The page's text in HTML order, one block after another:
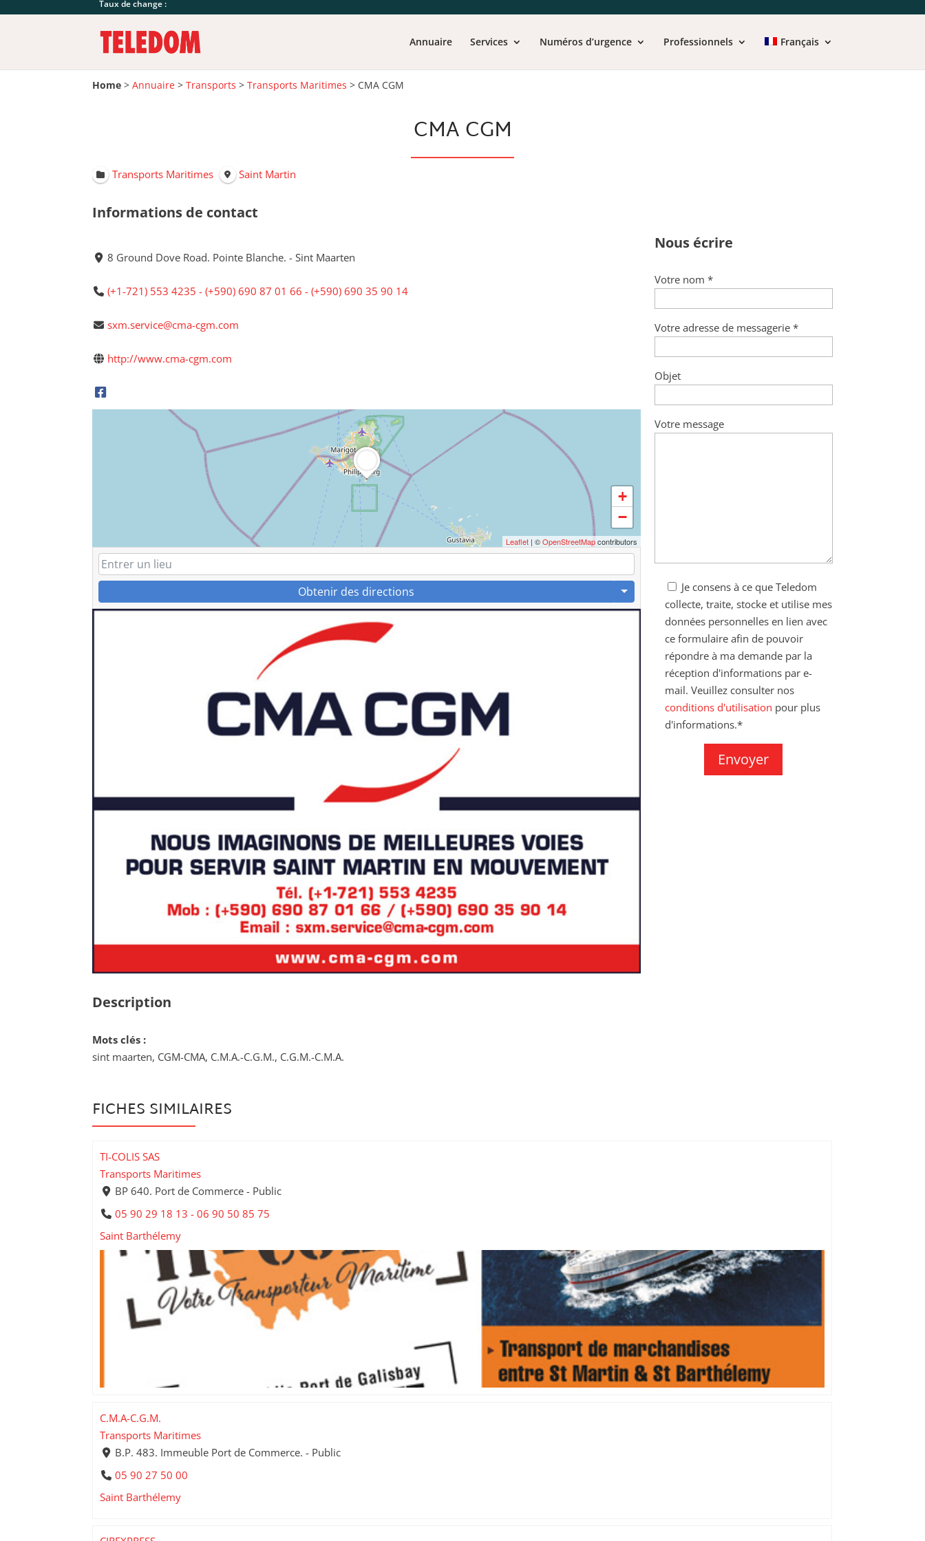
Taux de change :
Annuaire Services Numéros d’urgence Professionnels Français
Home >Annuaire >Transports >Transports Maritimes > CMA CGM
CMA CGM
Transports Maritimes Saint Martin
Informations de contact
8 Ground Dove Road. Pointe Blanche. - Sint Maarten
(+1-721) 553 4235 - (+590) 690 87 01 66 - (+590) 690 35 90 14
sxm.service@cma-cgm.com
http://www.cma-cgm.com
+
−
Leaflet| ©OpenStreetMapcontributors
Obtenir des directions
Description
Mots clés :
sint maarten, CGM-CMA, C.M.A.-C.G.M., C.G.M.-C.M.A.
Nous écrire
Votre nom *
Votre adresse de messagerie *
Objet
Votre message
Je consens à ce que Teledom
collecte, traite, stocke et utilise mes
données personnelles en lien avec
ce formulaire afin de pouvoir
répondre à ma demande par la
réception d'informations par e-
mail. Veuillez consulter nos
conditions d'utilisation pour plus
d'informations.*
FICHES SIMILAIRES
TI-COLIS SAS
Transports Maritimes
BP 640. Port de Commerce - Public
05 90 29 18 13 - 06 90 50 85 75
Saint Barthélemy
C.M.A-C.G.M.
Transports Maritimes
B.P. 483. Immeuble Port de Commerce. - Public
05 90 27 50 00
Saint Barthélemy